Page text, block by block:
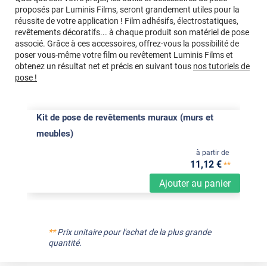
proposés par Luminis Films, seront grandement utiles pour la
réussite de votre application ! Film adhésifs, électrostatiques,
revêtements décoratifs... à chaque produit son matériel de pose
associé. Grâce à ces accessoires, offrez-vous la possibilité de
poser vous-même votre film ou revêtement Luminis Films et
obtenez un résultat net et précis en suivant tous nos tutoriels de
pose !
Kit de pose de revêtements muraux (murs et
meubles)
Ajouter au panier
à partir de
11,12 €**
**Prix unitaire pour l'achat de la plus grande
quantité.